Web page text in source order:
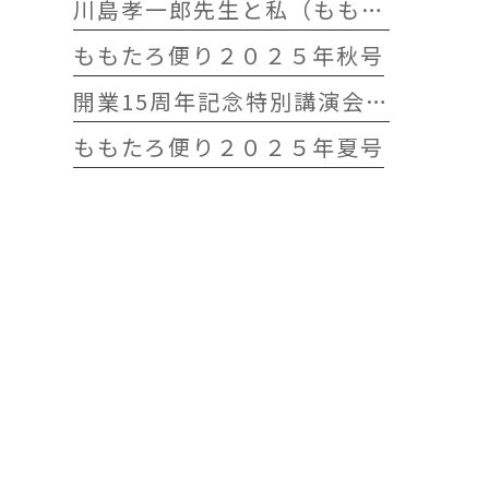
川島孝一郎先生と私（ももたろう往診クリニック開院15周年記念特別講演会）
ももたろ便り２０２５年秋号
開業15周年記念特別講演会 開催します
ももたろ便り２０２５年夏号